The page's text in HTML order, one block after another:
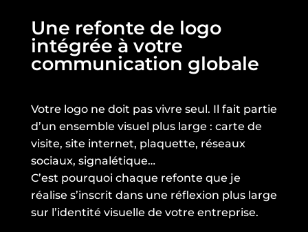
Une refonte de logo
intégrée à votre
communication globale
Votre logo ne doit pas vivre seul. Il fait partie
d’un ensemble visuel plus large : carte de
visite, site internet, plaquette, réseaux
sociaux, signalétique…
C’est pourquoi chaque refonte que je
réalise s’inscrit dans une réflexion plus large
sur l’identité visuelle de votre entreprise.